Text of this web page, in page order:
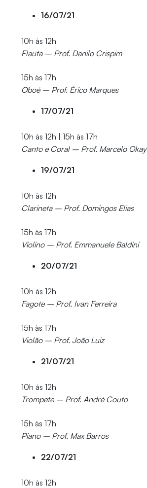
16/07/21
10h às 12h
Flauta – Prof. Danilo Crispim
15h às 17h
Oboé – Prof. Érico Marques
17/07/21
10h às 12h | 15h às 17h
Canto e Coral – Prof. Marcelo Okay
19/07/21
10h às 12h
Clarineta – Prof. Domingos Elias
15h às 17h
Violino – Prof. Emmanuele Baldini
20/07/21
10h às 12h
Fagote – Prof. Ivan Ferreira
15h às 17h
Violão – Prof. João Luiz
21/07/21
10h às 12h
Trompete – Prof. André Couto
15h às 17h
Piano – Prof. Max Barros
22/07/21
10h às 12h